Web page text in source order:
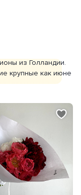
из Голландии.
крупные как июне